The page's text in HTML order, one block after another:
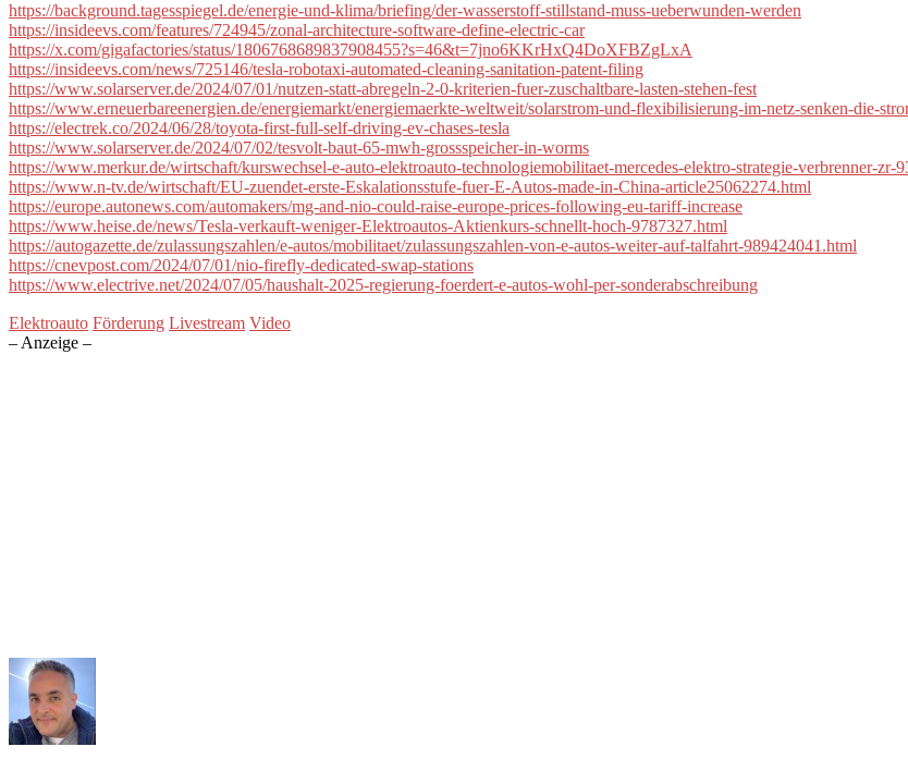
https://background.tagesspiegel.de/energie-und-klima/briefing/der-wasserstoff-stillstand-muss-ueberwunden-werden
https://insideevs.com/features/724945/zonal-architecture-software-define-electric-car
https://x.com/gigafactories/status/1806768689837908455?s=46&t=7jno6KKrHxQ4DoXFBZgLxA
https://insideevs.com/news/725146/tesla-robotaxi-automated-cleaning-sanitation-patent-filing
https://www.solarserver.de/2024/07/01/nutzen-statt-abregeln-2-0-kriterien-fuer-zuschaltbare-lasten-stehen-fest
https://www.erneuerbareenergien.de/energiemarkt/energiemaerkte-weltweit/solarstrom-und-flexibilisierung-im-netz-senken-die-
https://electrek.co/2024/06/28/toyota-first-full-self-driving-ev-chases-tesla
https://www.solarserver.de/2024/07/02/tesvolt-baut-65-mwh-grossspeicher-in-worms
https://www.merkur.de/wirtschaft/kurswechsel-e-auto-elektroauto-technologiemobilitaet-mercedes-elektro-strategie-verbrenner-zr-
https://www.n-tv.de/wirtschaft/EU-zuendet-erste-Eskalationsstufe-fuer-E-Autos-made-in-China-article25062274.html
https://europe.autonews.com/automakers/mg-and-nio-could-raise-europe-prices-following-eu-tariff-increase
https://www.heise.de/news/Tesla-verkauft-weniger-Elektroautos-Aktienkurs-schnellt-hoch-9787327.html
https://autogazette.de/zulassungszahlen/e-autos/mobilitaet/zulassungszahlen-von-e-autos-weiter-auf-talfahrt-989424041.html
https://cnevpost.com/2024/07/01/nio-firefly-dedicated-swap-stations
https://www.electrive.net/2024/07/05/haushalt-2025-regierung-foerdert-e-autos-wohl-per-sonderabschreibung
Elektroauto Förderung Livestream Video
– Anzeige –